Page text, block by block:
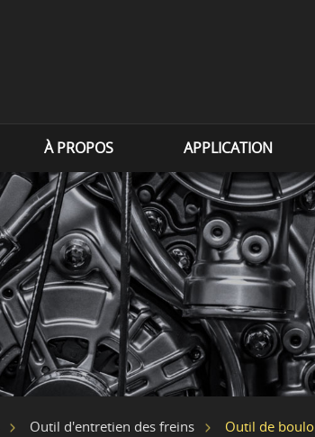
À PROPOS APPLICATION
Outil d'entretien des freins Outil de